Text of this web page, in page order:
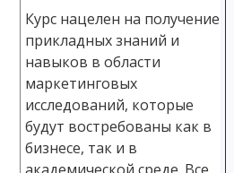
Курс нацелен на получение
прикладных знаний и
навыков в области
маркетинговых
исследований, которые
будут востребованы как в
бизнесе, так и в